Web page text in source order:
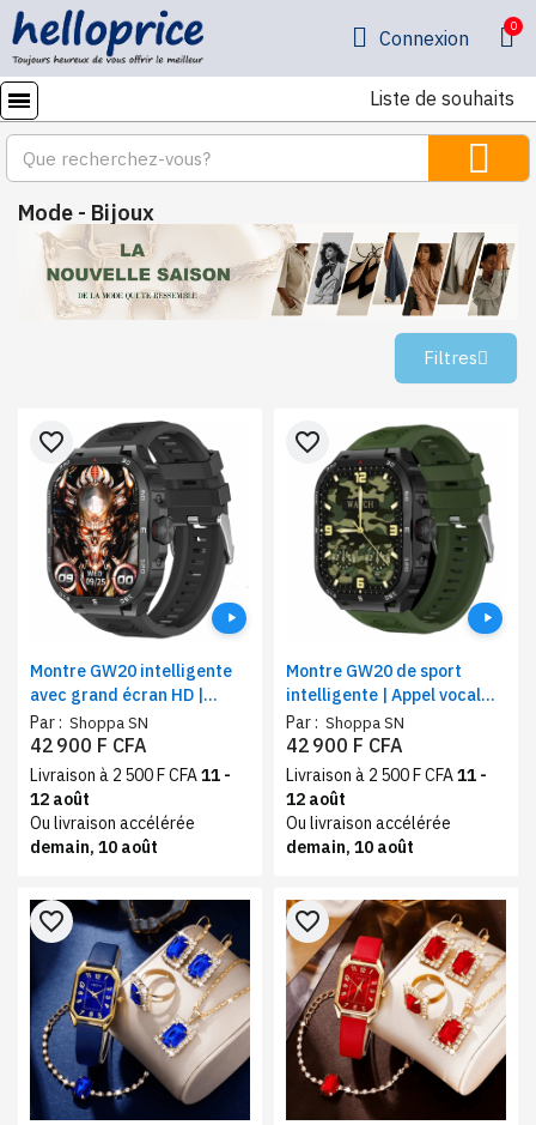
Connexion
Liste de souhaits
Mode - Bijoux
Filtres
Montre GW20 intelligente
avec grand écran HD |
Appel Bluetooth, boussole,
voix AI | Surveillance de
santé, mode, 2.1
Par : Shoppa SN
favorite_border
42 900 F CFA
Livraison à 2 500 F CFA11 -
12 août
Ou livraison accélérée
demain, 10 août
Montre GW20 de sport
intelligente | Appel vocal
avec contrôle de la musique
| Surveillance de la santé
étanche IP67, boussole, 2.1
pouces
Par : Shoppa SN
favorite_border
42 900 F CFA
Livraison à 2 500 F CFA11 -
12 août
Ou livraison accélérée
demain, 10 août
favorite_border favorite_border